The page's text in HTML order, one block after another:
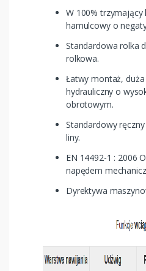
W 100% trzymający
hamulcowy o
Standardowa rolka
rolkowa.
Łatwy montaż,
hydrauliczny o
obrotowym.
Standardowy
liny.
EN 14492-1 : 2006
napędem
Dyrektywa